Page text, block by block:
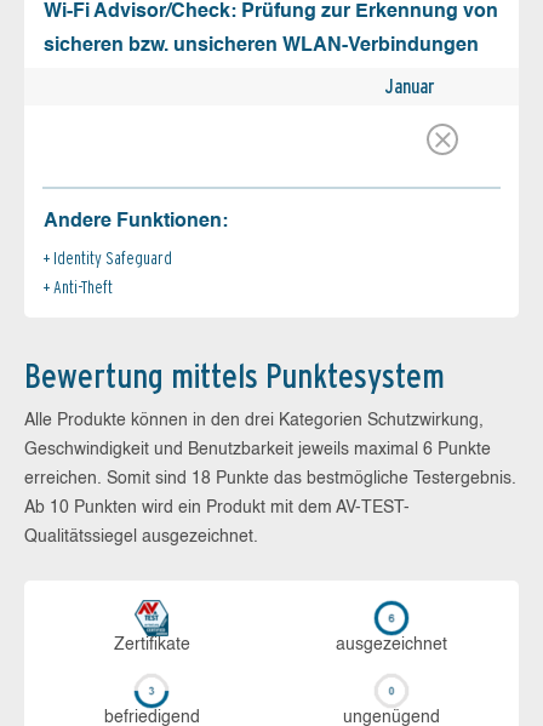
Wi-Fi Advisor/Check: Prüfung zur Erkennung von
sicheren bzw. unsicheren WLAN-Verbindungen
Januar
Andere Funktionen:
Identity Safeguard
Anti-Theft
Bewertung mittels Punktesystem
Alle Produkte können in den drei Kategorien Schutzwirkung,
Geschwindigkeit und Benutzbarkeit jeweils maximal 6 Punkte
erreichen. Somit sind 18 Punkte das bestmögliche Testergebnis.
Ab 10 Punkten wird ein Produkt mit dem AV-TEST-
Qualitätssiegel ausgezeichnet.
Zerti­fikate aus­ge­zeich­net
be­frie­di­gend un­ge­nü­gend